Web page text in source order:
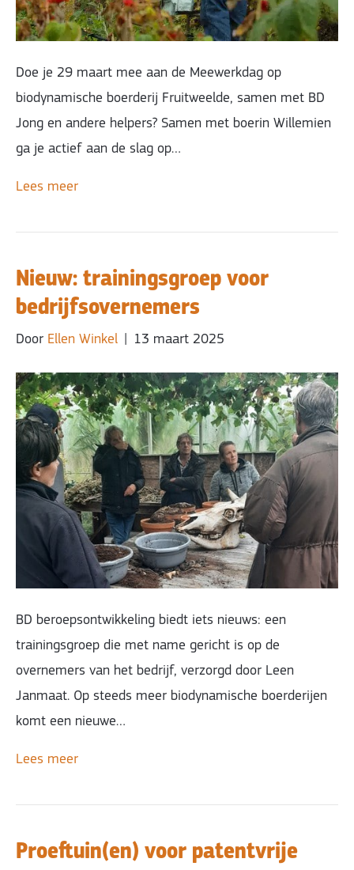
Doe je 29 maart mee aan de Meewerkdag op
biodynamische boerderij Fruitweelde, samen met BD
Jong en andere helpers? Samen met boerin Willemien
ga je actief aan de slag op…
Lees meer
Nieuw: trainingsgroep voor
bedrijfsovernemers
Door Ellen Winkel 13 maart 2025
BD beroepsontwikkeling biedt iets nieuws: een
trainingsgroep die met name gericht is op de
overnemers van het bedrijf, verzorgd door Leen
Janmaat. Op steeds meer biodynamische boerderijen
komt een nieuwe…
Lees meer
Proeftuin(en) voor patentvrije